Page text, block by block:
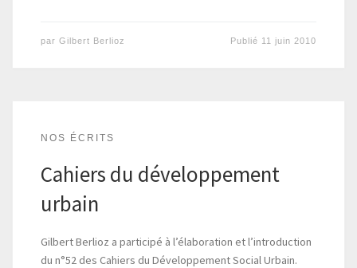
par Gilbert Berlioz Publié 11 juin 2010
NOS ÉCRITS
Cahiers du développement
urbain
Gilbert Berlioz a participé à l’élaboration et l’introduction
du n°52 des Cahiers du Développement Social Urbain.